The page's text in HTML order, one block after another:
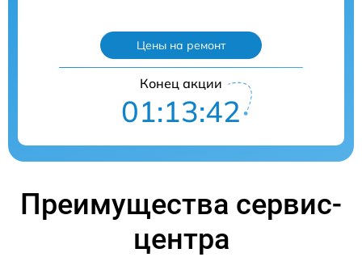
Цены на ремонт
Конец акции
01:13:41
Преимущества сервис-
центра